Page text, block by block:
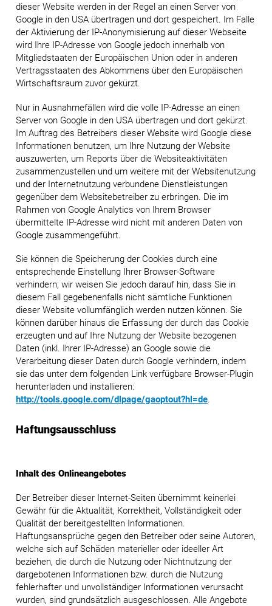
dieser Website werden in der Regel an einen Server von
Google in den USA übertragen und dort gespeichert. Im Falle
der Aktivierung der IP-Anonymisierung auf dieser Webseite
wird Ihre IP-Adresse von Google jedoch innerhalb von
Mitgliedstaaten der Europäischen Union oder in anderen
Vertragsstaaten des Abkommens über den Europäischen
Wirtschaftsraum zuvor gekürzt.
Nur in Ausnahmefällen wird die volle IP-Adresse an einen
Server von Google in den USA übertragen und dort gekürzt.
Im Auftrag des Betreibers dieser Website wird Google diese
Informationen benutzen, um Ihre Nutzung der Website
auszuwerten, um Reports über die Websiteaktivitäten
zusammenzustellen und um weitere mit der Websitenutzung
und der Internetnutzung verbundene Dienstleistungen
gegenüber dem Websitebetreiber zu erbringen. Die im
Rahmen von Google Analytics von Ihrem Browser
übermittelte IP-Adresse wird nicht mit anderen Daten von
Google zusammengeführt.
Sie können die Speicherung der Cookies durch eine
entsprechende Einstellung Ihrer Browser-Software
verhindern; wir weisen Sie jedoch darauf hin, dass Sie in
diesem Fall gegebenenfalls nicht sämtliche Funktionen
dieser Website vollumfänglich werden nutzen können. Sie
können darüber hinaus die Erfassung der durch das Cookie
erzeugten und auf Ihre Nutzung der Website bezogenen
Daten (inkl. Ihrer IP-Adresse) an Google sowie die
Verarbeitung dieser Daten durch Google verhindern, indem
sie das unter dem folgenden Link verfügbare Browser-Plugin
herunterladen und installieren:
http://tools.google.com/dlpage/gaoptout?hl=de.
Haftungsausschluss
Inhalt des Onlineangebotes
Der Betreiber dieser Internet-Seiten übernimmt keinerlei
Gewähr für die Aktualität, Korrektheit, Vollständigkeit oder
Qualität der bereitgestellten Informationen.
Haftungsansprüche gegen den Betreiber oder seine Autoren,
welche sich auf Schäden materieller oder ideeller Art
beziehen, die durch die Nutzung oder Nichtnutzung der
dargebotenen Informationen bzw. durch die Nutzung
fehlerhafter und unvollständiger Informationen verursacht
wurden, sind grundsätzlich ausgeschlossen. Alle Angebote